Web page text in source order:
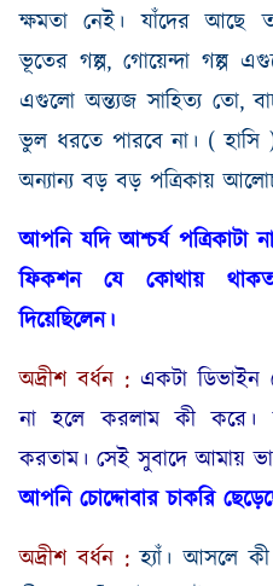
ক্ষমতা নেই। যাঁদের আছে
ভূতের গল্প, গোয়েন্দা গল্প
এগুলো অন্ত্যজ সাহিত্য তো,
ভুল ধরতে পারবে না। (হাসি
অন্যান্য বড় বড় পত্রিকায়
আপনি যদি আশ্চর্য পত্রিকাটা না
ফিকশন
যে কোথায়
দিয়েছিলেন।
অদ্রীশ বর্ধন : একটা ডিভাইন
না হলে করলাম কী করে।
করতাম। সেই সুবাদে আমায়
আপনি চোদ্দোবার চাকরি
অদ্রীশ বর্ধন : হ্যাঁ।আসলে